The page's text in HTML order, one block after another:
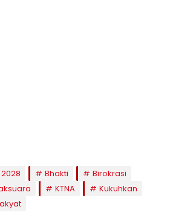
2028 Bhakti
Birokrasi
KTNA
Kukuhkan